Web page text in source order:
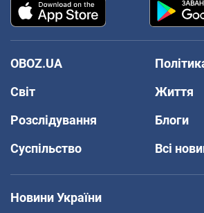
OBOZ.UA
Світ
Життя
Розслідування
Блоги
Суспільство
Всі
Новини України